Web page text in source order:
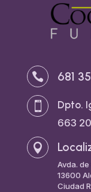
 681

Dpto.
663

Avda.
13600
Ciudad